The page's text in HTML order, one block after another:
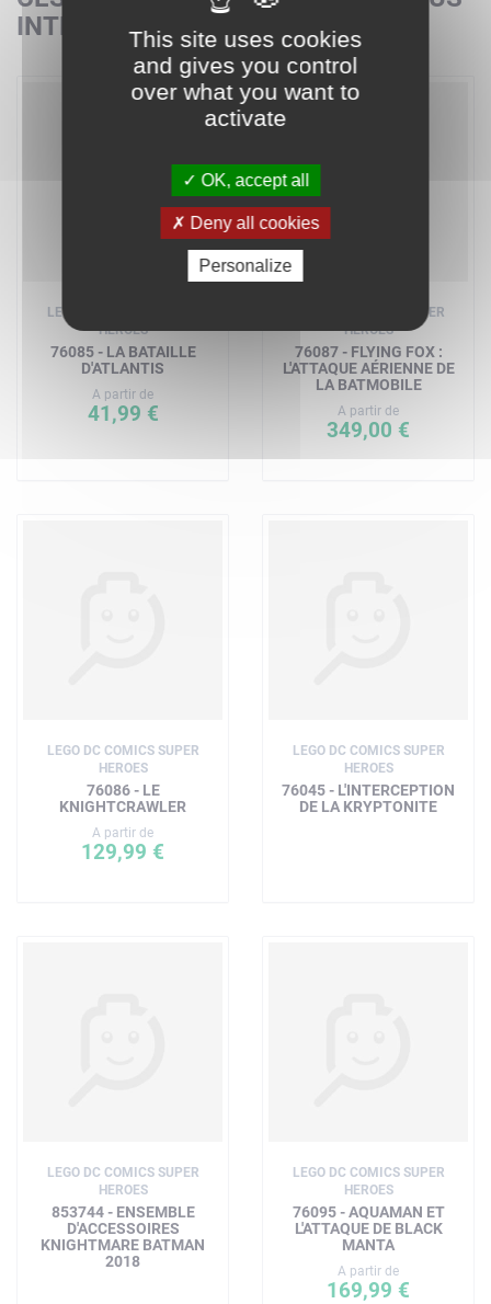
INTÉRESSER
LEGO DC COMICS SUPER
HEROES
76085 - LA BATAILLE
D'ATLANTIS
A partir de
41,99 €
LEGO DC COMICS SUPER
HEROES
76087 - FLYING FOX :
L'ATTAQUE AÉRIENNE DE
LA BATMOBILE
A partir de
349,00 €
LEGO DC COMICS SUPER
HEROES
76086 - LE
KNIGHTCRAWLER
A partir de
129,99 €
LEGO DC COMICS SUPER
HEROES
76045 - L'INTERCEPTION
DE LA KRYPTONITE
LEGO DC COMICS SUPER
HEROES
853744 - ENSEMBLE
D'ACCESSOIRES
KNIGHTMARE BATMAN
2018
LEGO DC COMICS SUPER
HEROES
76095 - AQUAMAN ET
L'ATTAQUE DE BLACK
MANTA
A partir de
169,99 €
This site uses cookies
and gives you control
over what you want to
activate
OK, accept all
Deny all cookies
Personalize